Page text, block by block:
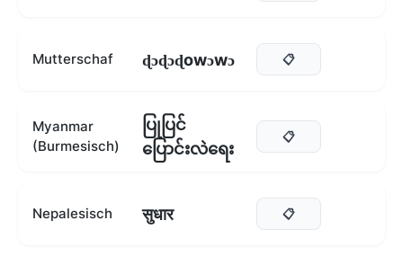
Mutterschaf ɖɔɖɔɖowɔwɔ 📋
Myanmar
(Burmesisch)
ပြုပြင်
ပြောင်းလဲရေး
📋
Nepalesisch सुधार 📋